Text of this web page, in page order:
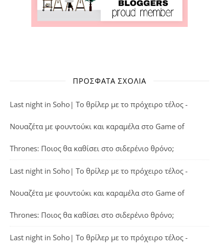
ΠΡΌΣΦΑΤΑ ΣΧΌΛΙΑ
Last night in Soho| Το θρίλερ με το πρόχειρο τέλος -
Νουαζέτα με φουντούκι και καραμέλα στο Game of
Thrones: Ποιος θα καθίσει στο σιδερένιο θρόνο;
Last night in Soho| Το θρίλερ με το πρόχειρο τέλος -
Νουαζέτα με φουντούκι και καραμέλα στο Game of
Thrones: Ποιος θα καθίσει στο σιδερένιο θρόνο;
Last night in Soho| Το θρίλερ με το πρόχειρο τέλος -